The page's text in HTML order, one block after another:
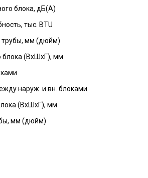
блока, дБ(A)
тыс. BTU
трубы, мм (дюйм)
блока (ВхШхГ), мм
наруж. и вн. блоками
(ВхШхГ), мм
мм (дюйм)